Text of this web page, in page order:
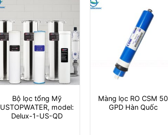
Bộ lọc tổng Mỹ
USTOPWATER, model:
Delux-1-US-QD
Màng lọc RO CSM 50
GPD Hàn Quốc